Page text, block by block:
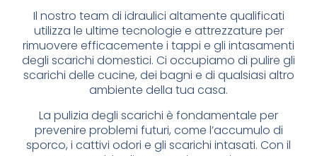
Il nostro team di idraulici altamente qualificati
utilizza le ultime tecnologie e attrezzature per
rimuovere efficacemente i tappi e gli intasamenti
degli scarichi domestici. Ci occupiamo di pulire gli
scarichi delle cucine, dei bagni e di qualsiasi altro
ambiente della tua casa.
La pulizia degli scarichi è fondamentale per
prevenire problemi futuri, come l’accumulo di
sporco, i cattivi odori e gli scarichi intasati. Con il